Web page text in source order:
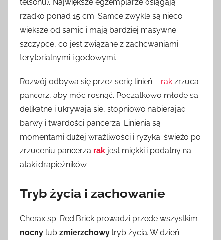
telsonu). Największe egzemplarze osiągają
rzadko ponad 15 cm. Samce zwykle są nieco
większe od samic i mają bardziej masywne
szczypce, co jest związane z zachowaniami
terytorialnymi i godowymi.
Rozwój odbywa się przez serię linień – rak zrzuca
pancerz, aby móc rosnąć. Początkowo młode są
delikatne i ukrywają się, stopniowo nabierając
barwy i twardości pancerza. Linienia są
momentami dużej wrażliwości i ryzyka: świeżo po
zrzuceniu pancerza rak jest miękki i podatny na
ataki drapieżników.
Tryb życia i zachowanie
Cherax sp. Red Brick prowadzi przede wszystkim
nocny lub zmierzchowy tryb życia. W dzień